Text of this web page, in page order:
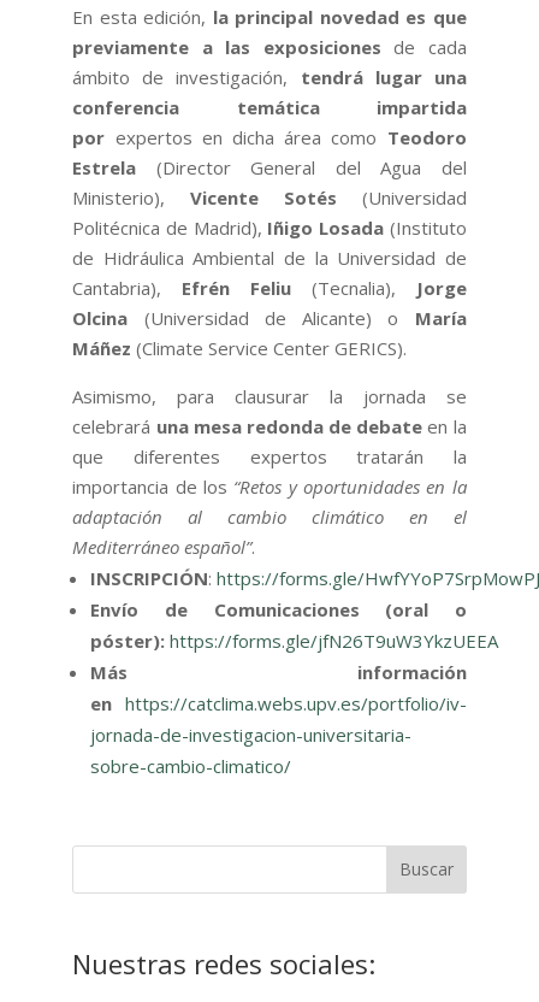
En esta edición, la principal novedad es que
previamente a las exposiciones de cada
ámbito de investigación, tendrá lugar una
conferencia temática impartida
por expertos en dicha área como Teodoro
Estrela (Director General del Agua del
Ministerio),Vicente Sotés (Universidad
Politécnica de Madrid), Iñigo Losada(Instituto
de Hidráulica Ambiental de la Universidad de
Cantabria), Efrén Feliu (Tecnalia),
Jorge
Olcina (Universidad de Alicante) o María
Máñez (Climate Service Center GERICS).
Asimismo, para clausurar la jornada se
celebrará una mesa redonda de debate en la
que diferentes expertos tratarán la
importancia de los “Retos y oportunidades en la
adaptación al cambio climático en el
Mediterráneo español”.
INSCRIPCIÓN:https://forms.gle/
Envío de Comunicaciones (oral o
póster): https://forms.gle/jfN26T9uW3YkzUEEA
Más información
en https://catclima.webs.upv.es/portfolio/iv-
jornada-de-investigacion-universitaria-
sobre-cambio-climatico/
Nuestras redes sociales: